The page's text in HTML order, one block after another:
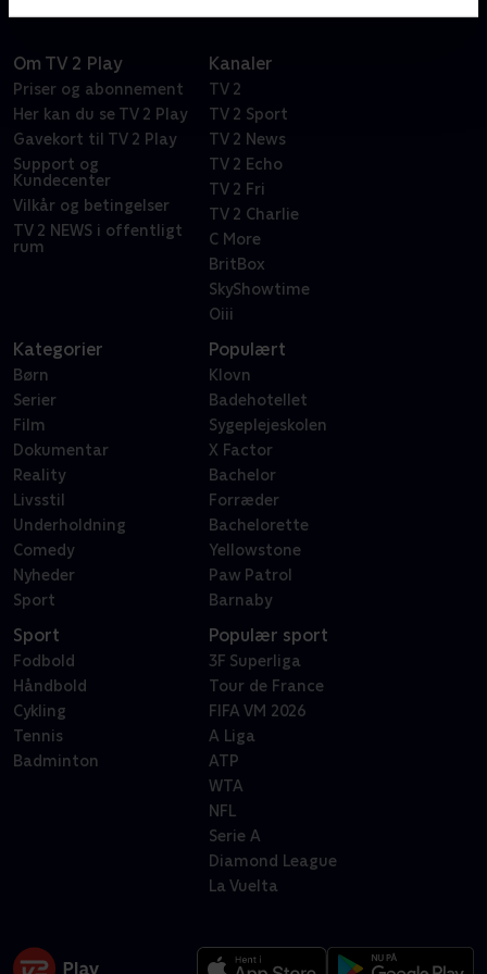
Om TV 2 Play
Priser og abonnement
Her kan du se TV 2 Play
Gavekort til TV 2 Play
Support og
Kundecenter
Vilkår og betingelser
TV 2 NEWS i offentligt
rum
Kanaler
TV 2
TV 2 Sport
TV 2 News
TV 2 Echo
TV 2 Fri
TV 2 Charlie
C More
BritBox
SkyShowtime
Oiii
Kategorier
Børn
Serier
Film
Dokumentar
Reality
Livsstil
Underholdning
Comedy
Nyheder
Sport
Populært
Klovn
Badehotellet
Sygeplejeskolen
X Factor
Bachelor
Forræder
Bachelorette
Yellowstone
Paw Patrol
Barnaby
Sport
Fodbold
Håndbold
Cykling
Tennis
Badminton
Populær sport
3F Superliga
Tour de France
FIFA VM 2026
A Liga
ATP
WTA
NFL
Serie A
Diamond League
La Vuelta